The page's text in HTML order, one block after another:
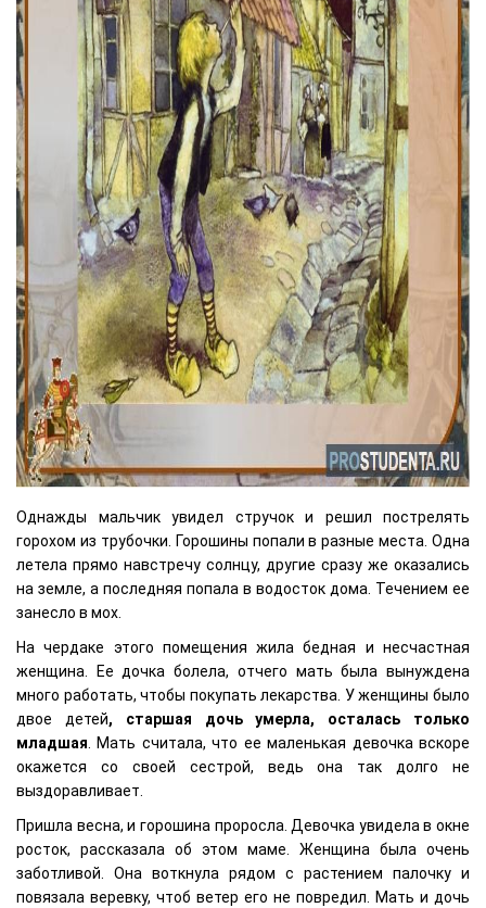
Однажды мальчик увидел стручок и решил пострелять
горохом из трубочки. Горошины попали в разные места. Одна
летела прямо навстречу солнцу, другие сразу же оказались
на земле, а последняя попала в водосток дома. Течением ее
занесло в мох.
На чердаке этого помещения жила бедная и несчастная
женщина. Ее дочка болела, отчего мать была вынуждена
много работать, чтобы покупать лекарства. У женщины было
двое детей, старшая дочь умерла, осталась только
младшая . Мать считала, что ее маленькая девочка вскоре
окажется со своей сестрой, ведь она так долго не
выздоравливает.
Пришла весна, и горошина проросла. Девочка увидела в окне
росток, рассказала об этом маме. Женщина была очень
заботливой. Она воткнула рядом с растением палочку и
повязала веревку, чтоб ветер его не повредил. Мать и дочь